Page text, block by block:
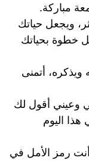
مباركة.
ويجعل حياتك
خطوة بحياتك
أتمنى
وعيني أقول لك
اليوم
رمز الأمل في